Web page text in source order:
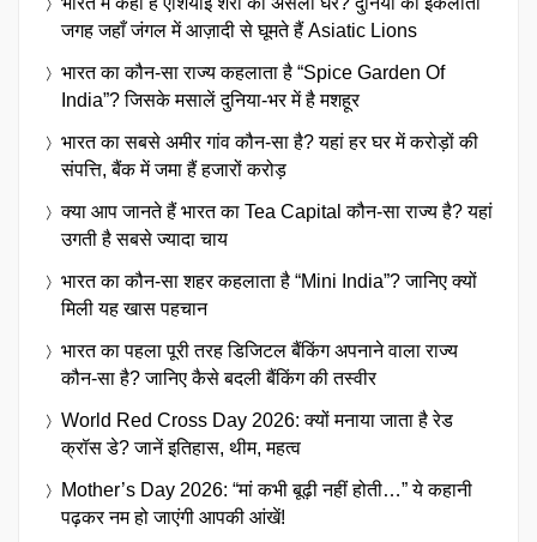
जगह जहाँ जंगल में आज़ादी से घूमते हैं Asiatic Lions
भारत का कौन-सा राज्य कहलाता है “Spice Garden Of
India”? जिसके मसालें दुनिया-भर में है मशहूर
भारत का सबसे अमीर गांव कौन-सा है? यहां हर घर में करोड़ों की
संपत्ति, बैंक में जमा हैं हजारों करोड़
क्या आप जानते हैं भारत का Tea Capital कौन-सा राज्य है? यहां
उगती है सबसे ज्यादा चाय
भारत का कौन-सा शहर कहलाता है “Mini India”? जानिए क्यों
मिली यह खास पहचान
भारत का पहला पूरी तरह डिजिटल बैंकिंग अपनाने वाला राज्य
कौन-सा है? जानिए कैसे बदली बैंकिंग की तस्वीर
World Red Cross Day 2026: क्यों मनाया जाता है रेड
क्रॉस डे? जानें इतिहास, थीम, महत्व
Mother’s Day 2026: “मां कभी बूढ़ी नहीं होती…” ये कहानी
पढ़कर नम हो जाएंगी आपकी आंखें!